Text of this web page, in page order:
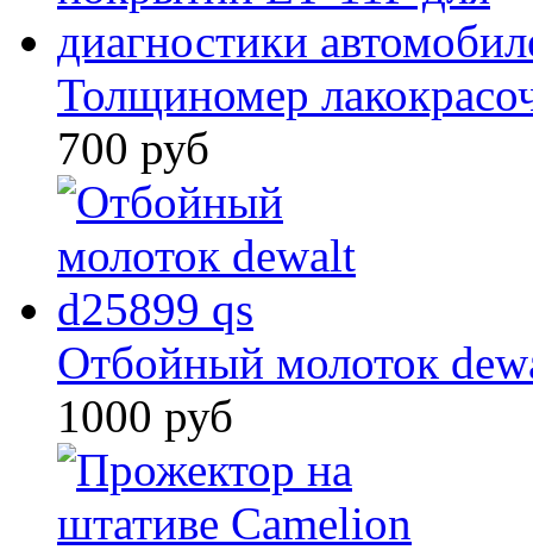
Толщиномер
700 руб
Отбойный молоток
1000 руб